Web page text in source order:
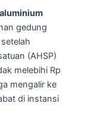
gedung
(AHSP)
melebihi Rp
mengalir ke
di instansi